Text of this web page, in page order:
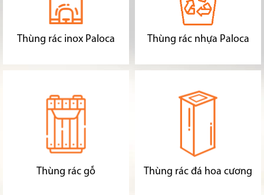
Thùng rác inox Paloca Thùng rác nhựa Paloca
Thùng rác gỗ Thùng rác đá hoa cương